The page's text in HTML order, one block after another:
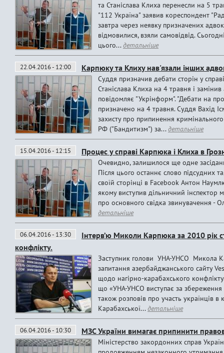
та Станіслава Клиха перенесли на 5
"112 Україна" заявив кореспондент
завтра через неявку призначених
відмовилися, взяли самовідвід.
цього...детальніше
22.04.2016 - 12:00 Карпюку та Клиху нав'язали інших
Суддя призначив дебати сторін у
Станіслава Клиха на 4 травня і
повідомляє "Укрінформ". "Дебати на
призначено на 4 травня. Суддя Вахід
захисту про припинення
РФ ("Бандитизм") за...детальніше
15.04.2016 - 12:15 Процес у справі Карпюка і Клиха в
Очевидно, залишилося ще одне
Після цього останнє слово підсудних
своїй сторінці в Facebook Антон
якому виступив дільничний інспектор
про основного свідка звинувачення -
детальніше
06.04.2016 - 13:30
Інтерв’ю Миколи Карпюка за 2010 рік
конфлікту.
Заступник голови УНА-УНСО Микола
запитання азербайджанського сайту
щодо нагірно-карабахського
що «УНА-УНСО виступає за збереження
також розповів про участь українців
Карабахської...детальніше
06.04.2016 - 10:30 МЗС України вимагає припинити
Міністерство закордонних справ